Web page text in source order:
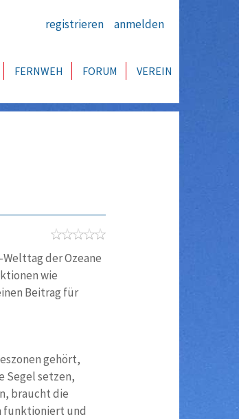
registrieren anmelden
FERNWEH FORUM VEREIN
der Ozeane
wie
Beitrag für
gehört,
Segel setzen,
braucht die
funktioniert und